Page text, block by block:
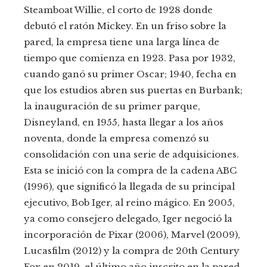
Steamboat Willie, el corto de 1928 donde
debutó el ratón Mickey. En un friso sobre la
pared, la empresa tiene una larga línea de
tiempo que comienza en 1923. Pasa por 1932,
cuando ganó su primer Oscar; 1940, fecha en
que los estudios abren sus puertas en Burbank;
la inauguración de su primer parque,
Disneyland, en 1955, hasta llegar a los años
noventa, donde la empresa comenzó su
consolidación con una serie de adquisiciones.
Esta se inició con la compra de la cadena ABC
(1996), que significó la llegada de su principal
ejecutivo, Bob Iger, al reino mágico. En 2005,
ya como consejero delegado, Iger negoció la
incorporación de Pixar (2006), Marvel (2009),
Lucasfilm (2012) y la compra de 20th Century